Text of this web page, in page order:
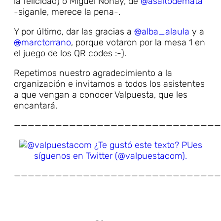
-siganle, merece la pena-.
Y por último, dar las gracias a @alba_alaula y a
@marctorrano, porque votaron por la mesa 1 en
el juego de los QR codes :-).
Repetimos nuestro agradecimiento a la
organización e invitamos a todos los asistentes
a que vengan a conocer Valpuesta, que les
encantará.
¿Te gustó este texto? PUes
síguenos en Twitter (@valpuestacom).